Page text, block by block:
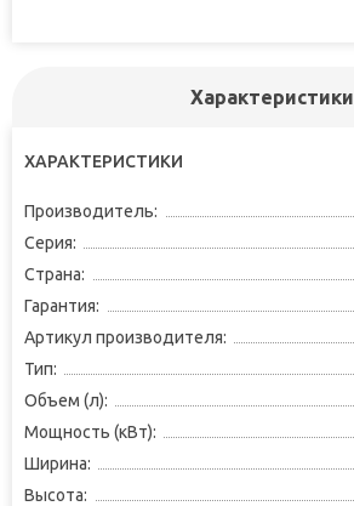
Характеристики
ХАРАКТЕРИСТИКИ
Производитель:
Серия:
Страна:
Гарантия:
Артикул производителя:
Тип:
Объем (л):
Мощность (кВт):
Ширина:
Высота: